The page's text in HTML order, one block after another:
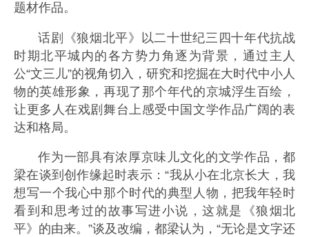
题材作品。
话剧《狼烟北平》以二十世纪三四十年代抗战
时期北平城内的各方势力角逐为背景，通过主人
公“文三儿”的视角切入，研究和挖掘在大时代中小人
物的英雄形象，再现了那个年代的京城浮生百绘，
让更多人在戏剧舞台上感受中国文学作品广阔的表
达和格局。
作为一部具有浓厚京味儿文化的文学作品，都
梁在谈到创作缘起时表示：“我从小在北京长大，我
想写一个我心中那个时代的典型人物，把我年轻时
看到和思考过的故事写进小说，这就是《狼烟北
平》的由来。”谈及改编，都梁认为，“无论是文字还